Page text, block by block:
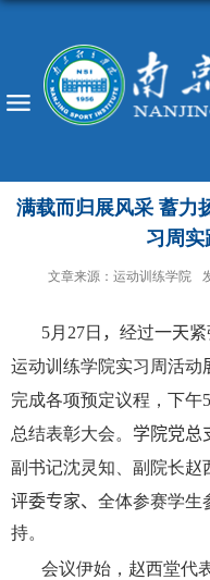
满载而归展风采 蓄
习周
文章来源：运动训练学院
5月 27日 ， 经过一天
运动训练学院实习周活动
完成各项预定议程，下午5
总结表彰大会。 学院党总
副书记沈灵知、副院长赵
评委专家、 全体参赛学生
持。
会议伊始，赵西堂代